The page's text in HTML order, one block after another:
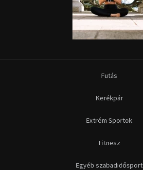
Futás
Kerékpár
Extrém Sportok
Fitnesz
Egyéb szabadidősport